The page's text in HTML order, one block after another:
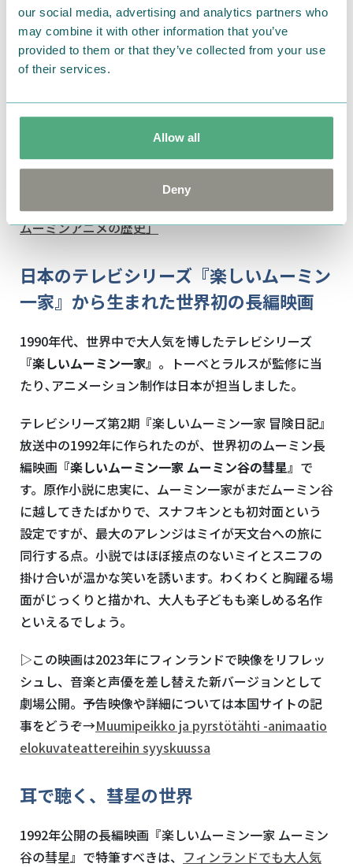
our social media, advertising and analytics partners who
may combine it with other information that you’ve
provided to them or that they’ve collected from your use
of their services.
Allow all
Deny
ちなみに、同様の手法で『ムーミン谷の夏まつり』、
『ムーミンパパの思い出』、 『ムーミン谷とウィンタ
ーワンダーランド』も長編映画化されています。
ムーミンアニメの歴史」
日本のテレビシリーズ『楽しいムーミン
一家』から生まれた世界初の長編映画
1990年代、世界中で大人気を博したテレビシリーズ
『楽しいムーミン一家』 。トーベとラルスが監修に当
たり､アニメーション制作は日本が担当しました。
テレビシリーズ第2期『楽しいムーミン一家 冒険日記』
放送中の1992年に作られたのが、世界初のムーミン長
編映画 『楽しいムーミン一家 ムーミン谷の彗星』 で
す。原作小説に忠実に、ムーミン一家がまだムーミン谷
に越してきたばかりで、スナフキンとも初対面という
設定ですが、最大のアレンジはミイが天文台への旅に
同行する点。小説ではほぼ接点のないミイとスニフの
掛け合いが温かな笑いを誘います。わくわくと胸躍る場
面がじっくりと描かれ、大人も子どもも楽しめる名作
といえるでしょう。
▷この映画は2023年にフィンランドで映像をリフレッ
シュし、音楽と声優を差し替えた新バージョンとして
劇場公開。予告映像や詳細については本国サイトの記
事をどうぞ→Muumipeikko ja pyrstötähti -animaatio
elokuvateattereihin syyskuussa
耳で聴く、彗星の世界
1992年公開の長編映画『楽しいムーミン一家 ムーミン
谷の彗星』で特筆すべきは、 フィンランドでも大人気